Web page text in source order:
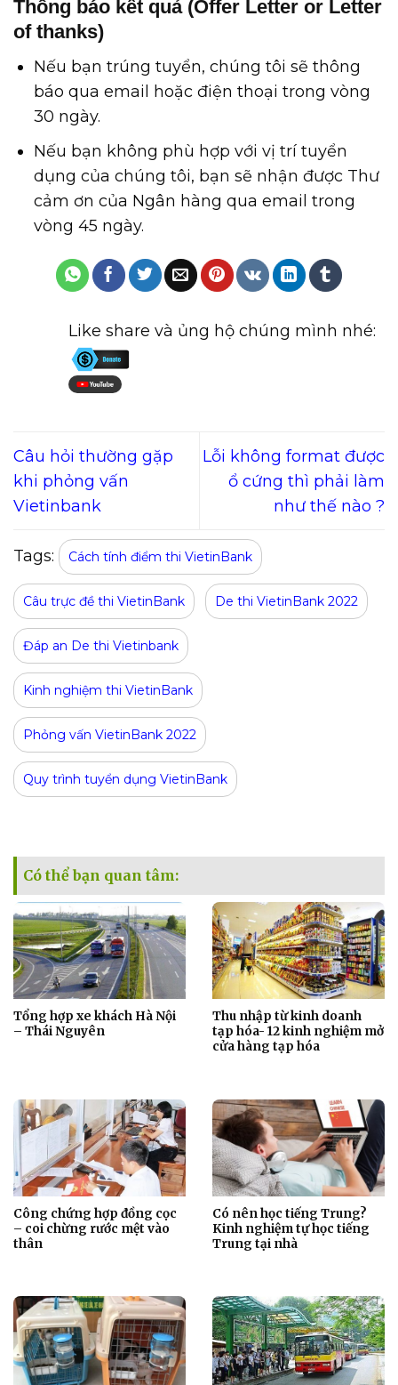
Thông báo kết quả (Offer Letter or Letter
of thanks)
Nếu bạn trúng tuyển, chúng tôi sẽ thông
báo qua email hoặc điện thoại trong vòng
30 ngày.
Nếu bạn không phù hợp với vị trí tuyển
dụng của chúng tôi, bạn sẽ nhận được Thư
cảm ơn của Ngân hàng qua email trong
vòng 45 ngày.
Like share và ủng hộ chúng mình nhé:
Câu hỏi thường gặp
khi phỏng vấn
Vietinbank
Lỗi không format được
ổ cứng thì phải làm
như thế nào ?
Tags: Cách tính điểm thi VietinBank
Câu trực đề thi VietinBank De thi VietinBank 2022
Đáp an De thi Vietinbank
Kinh nghiệm thi VietinBank
Phỏng vấn VietinBank 2022
Quy trình tuyển dụng VietinBank
Có thể bạn quan tâm:
Tổng hợp xe khách Hà Nội
– Thái Nguyên
Thu nhập từ kinh doanh
tạp hóa- 12 kinh nghiệm mở
cửa hàng tạp hóa
Công chứng hợp đồng cọc
– coi chừng rước mệt vào
thân
Có nên học tiếng Trung?
Kinh nghiệm tự học tiếng
Trung tại nhà